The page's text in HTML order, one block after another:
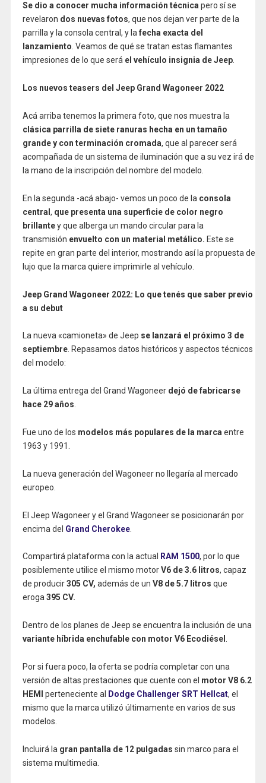
Se dio a conocer mucha información técnicapero sí se
revelaron dos nuevas fotos, que nos dejan ver parte de la
parrilla y la consola central, y lafecha exacta del
lanzamiento. Veamos de qué se tratan estas flamantes
impresiones de lo que será el vehículo insignia de Jeep.
Los nuevos teasers del Jeep Grand Wagoneer 2022
Acá arriba tenemos la primera foto, que nos muestra la
clásica parrilla de siete ranuras hecha en un tamaño
grande y con terminación cromada, que al parecer será
acompañada de un sistema de iluminación que a su vez irá de
la mano de la inscripción del nombre del modelo.
En la segunda -acá abajo- vemos un poco de la consola
central , que presenta una superficie de color negro
brillantey que alberga un mando circular para la
transmisión envuelto con un material metálico. Este se
repite en gran parte del interior, mostrando así la propuesta de
lujo que la marca quiere imprimirle al vehículo.
Jeep Grand Wagoneer 2022: Lo que tenés que saber previo
a su debut
La nueva «camioneta» de Jeep se lanzará el próximo 3 de
septiembre. Repasamos datos históricos y aspectos técnicos
del modelo:
La última entrega del Grand Wagoneer dejó de fabricarse
hace 29 años
Fue uno de los modelos más populares de la marca entre
1963 y 1991.
La nueva generación del Wagoneer no llegaría al mercado
europeo.
El Jeep Wagoneer y el Grand Wagoneer se posicionarán por
encima del Grand Cherokee.
Compartirá plataforma con la actual RAM 1500, por lo que
posiblemente utilice el mismo motorV6 de 3.6 litros, capaz
de producir305 CV, además de un V8 de 5.7 litros que
eroga395 CV.
Dentro de los planes de Jeep se encuentra la inclusión de una
variante híbrida enchufable con motor V6 Ecodiésel
Por si fuera poco, la oferta se podría completar con una
versión de altas prestaciones que cuente con el motor V8 6.2
HEMI perteneciente al Dodge Challenger SRT Hellcat, el
mismo que la marca utilizó últimamente en varios de sus
modelos.
Incluirá la gran pantalla de 12 pulgadas sin marco para el
sistema multimedia.